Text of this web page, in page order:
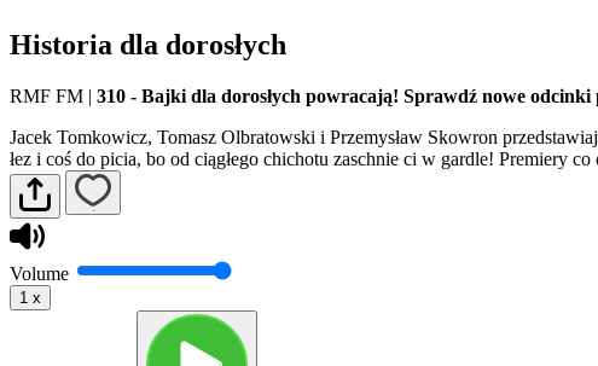
Historia dla dorosłych
RMF FM | 310 - Bajki dla dorosłych powracają! Sprawdź nowe
Jacek Tomkowicz, Tomasz Olbratowski i Przemysław Skowron
łez i coś do picia, bo od ciągłego chichotu zaschnie ci w gardle! Premiery
Volume
1 x